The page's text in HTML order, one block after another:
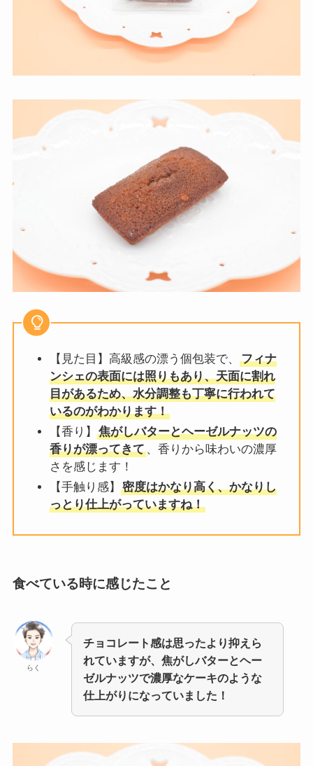
【見た目】高級感の漂う個包装で、
フィナ
ンシェの表面には照りもあり、天面に割れ
目があるため、水分調整も丁寧に行われて
いるのがわかります！
【香り】
焦がしバターとヘーゼルナッツの
香りが漂ってきて、香りから味わいの濃厚
さを感じます！
【手触り感】
密度はかなり高く、かなりし
っとり仕上がっていますね！
食べている時に感じたこと
らく
チョコレート感は思ったより抑えら
れていますが、焦がしバターとヘー
ゼルナッツで濃厚なケーキのような
仕上がりになっていました！